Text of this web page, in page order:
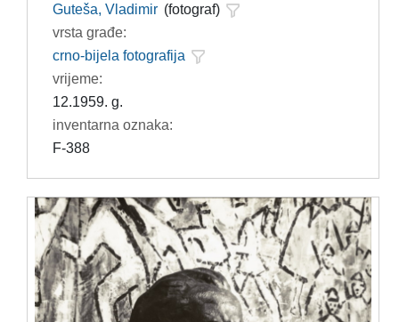
Guteša, Vladimir (fotograf)
vrsta građe:
crno-bijela fotografija
vrijeme:
12.1959. g.
inventarna oznaka:
F-388